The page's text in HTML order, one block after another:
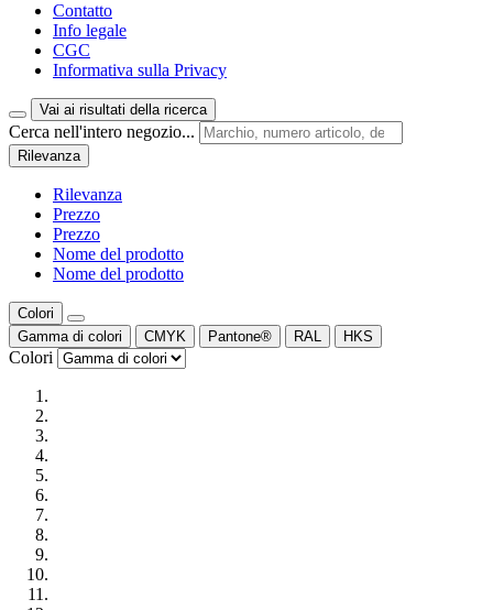
Contatto
Info legale
CGC
Informativa sulla Privacy
Vai ai risultati della ricerca
Cerca nell'intero negozio...
Rilevanza
Rilevanza
Prezzo
Prezzo
Nome del prodotto
Nome del prodotto
Colori
Gamma di colori
CMYK Pantone® RAL HKS
Colori